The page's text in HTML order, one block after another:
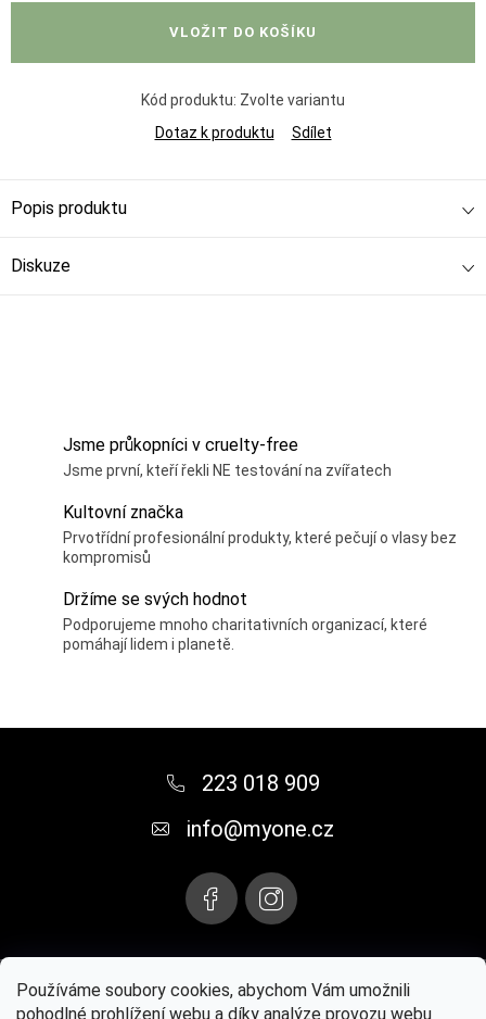
Používáme soubory cookies, abychom Vám umožnili
pohodlné prohlížení webu a díky analýze provozu webu
VLOŽIT DO KOŠÍKU
Kód produktu: Zvolte variantu
Dotaz k produktu
Sdílet
Popis produktu
Diskuze
Jsme průkopníci v cruelty-free
Jsme první, kteří řekli NE testování na zvířatech
Kultovní značka
Prvotřídní profesionální produkty, které pečují o vlasy bez
kompromisů
Držíme se svých hodnot
Podporujeme mnoho charitativních organizací, které
pomáhají lidem i planetě.
223 018 909
info@myone.cz
Instagram